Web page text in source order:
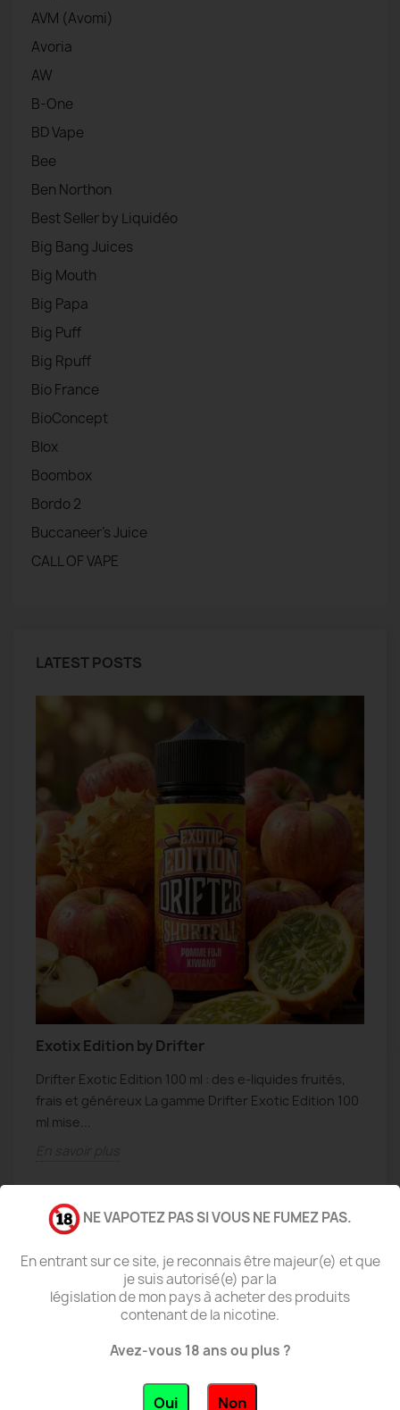
AVM (Avomi)
Avoria
AW
B-One
BD Vape
Bee
Ben Northon
Best Seller by Liquidéo
Big Bang Juices
Big Mouth
Big Papa
Big Puff
Big Rpuff
Bio France
BioConcept
Blox
Boombox
Bordo 2
Buccaneer's Juice
CALL OF VAPE
LATEST POSTS
Exotix Edition by Drifter
Drifter Exotic Edition 100 ml : des e-liquides fruités,
frais et généreux La gamme Drifter Exotic Edition 100
ml mise...
NE VAPOTEZ PAS SI VOUS NE FUMEZ PAS.
En entrant sur ce site, je reconnais être majeur(e) et que
je suis autorisé(e) par la
législation de mon pays à acheter des produits
contenant de la nicotine.
Avez-vous 18 ans ou plus ?
Oui Non